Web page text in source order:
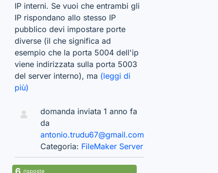
IP interni. Se vuoi che entrambi gli
IP rispondano allo stesso IP
pubblico devi impostare porte
diverse (il che significa ad
esempio che la porta 5004 dell'ip
viene indirizzata sulla porta 5003
del server interno), ma (leggi di
più)
domanda inviata 1 anno fa
da
antonio.trudu67@gmail.com
Categoria: FileMaker Server
risposte